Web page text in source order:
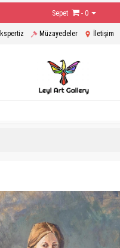
Sepet - 0
Müzayedeler İletişim